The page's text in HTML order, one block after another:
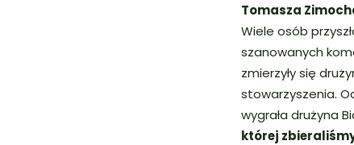
Tomasza
Wiele osób
szanowanych
zmierzyły się
stowarzyszenia.
wygrała drużyna
której